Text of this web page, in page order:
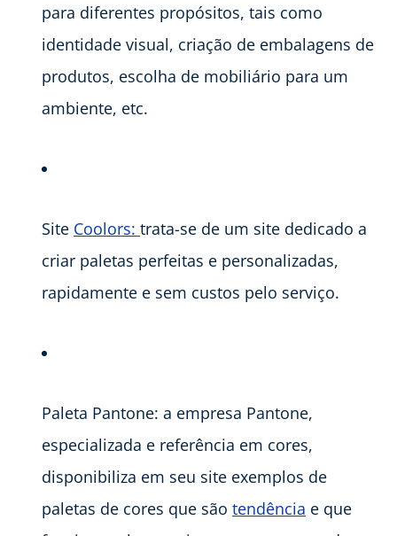
para diferentes propósitos, tais como
identidade visual, criação de embalagens de
produtos, escolha de mobiliário para um
ambiente, etc.
Site Coolors: trata-se de um site dedicado a
criar paletas perfeitas e personalizadas,
rapidamente e sem custos pelo serviço.
Paleta Pantone: a empresa Pantone,
especializada e referência em cores,
disponibiliza em seu site exemplos de
paletas de cores que são tendência e que